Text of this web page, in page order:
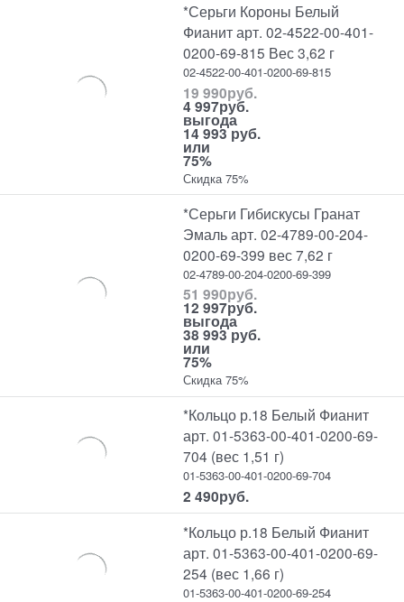
*Серьги Короны Белый
Фианит арт. 02-4522-00-401-
0200-69-815 Вес 3,62 г
02-4522-00-401-0200-69-815
19 990руб.
4 997руб.
выгода
14 993 руб.
или
75%
Скидка 75%
*Серьги Гибискусы Гранат
Эмаль арт. 02-4789-00-204-
0200-69-399 вес 7,62 г
02-4789-00-204-0200-69-399
51 990руб.
12 997руб.
выгода
38 993 руб.
или
75%
Скидка 75%
*Кольцо р.18 Белый Фианит
арт. 01-5363-00-401-0200-69-
704 (вес 1,51 г)
01-5363-00-401-0200-69-704
2 490руб.
*Кольцо р.18 Белый Фианит
арт. 01-5363-00-401-0200-69-
254 (вес 1,66 г)
01-5363-00-401-0200-69-254